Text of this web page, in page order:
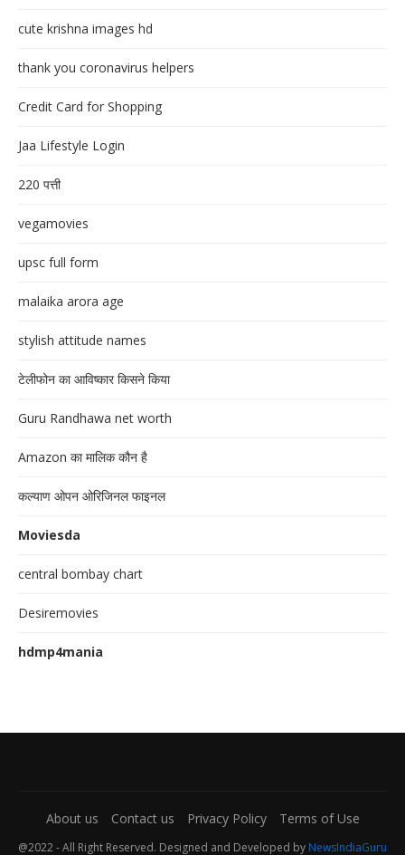
cute krishna images hd
thank you coronavirus helpers
Credit Card for Shopping
Jaa Lifestyle Login
220 पत्ती
vegamovies
upsc full form
malaika arora age
stylish attitude names
टेलीफोन का आविष्कार किसने किया
Guru Randhawa net worth
Amazon का मालिक कौन है
कल्याण ओपन ओरिजिनल फाइनल
Moviesda
central bombay chart
Desiremovies
hdmp4mania
About us Contact us Privacy Policy Terms of Use
@2022 - All Right Reserved. Designed and Developed by NewsIndiaGuru